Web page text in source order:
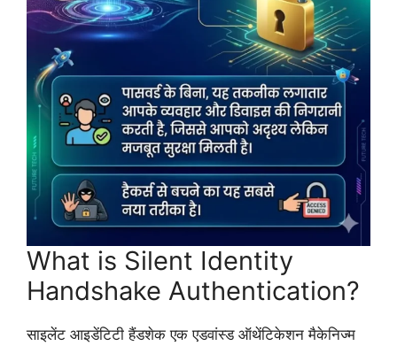
What is Silent Identity
Handshake Authentication?
साइलेंट आइडेंटिटी हैंडशेक एक एडवांस्ड ऑथेंटिकेशन मैकेनिज्म